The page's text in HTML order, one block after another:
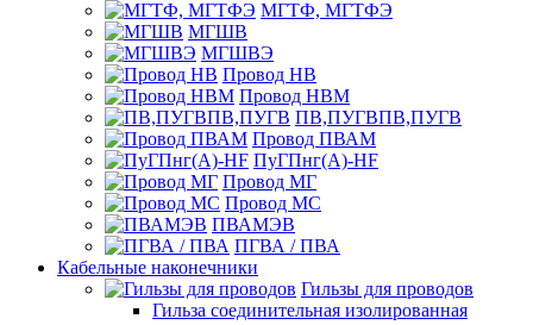
МГТФ, МГТФЭ
МГШВ
МГШВЭ
Провод НВ
Провод НВМ
ПВ,ПУГВПВ,ПУГВ
Провод ПВАМ
ПуГПнг(A)-HF
Провод МГ
Провод МС
ПВАМЭВ
ПГВА / ПВА
Кабельные наконечники
Гильзы для проводов
Гильза соединительная изолированная